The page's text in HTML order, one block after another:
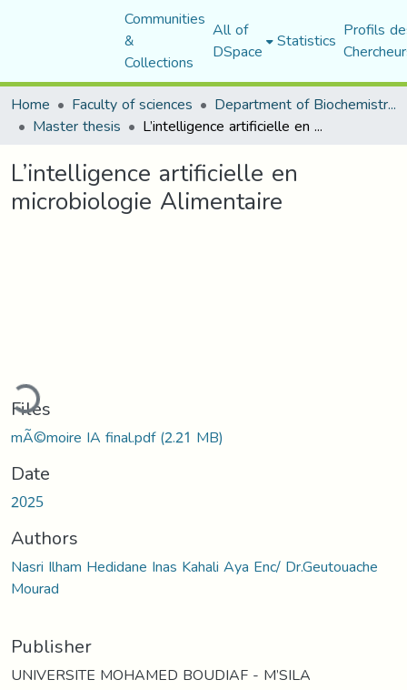
Communities
&
Collections
All of
DSpace Statistics Profils
Home
Faculty of sciences Department of Biochemistry and Microbiology
Master thesis L’intelligence artificielle en microbiologie Alimentaire
L’intelligence artificielle en
microbiologie Alimentaire
Loading...
Files
mÃ©moire IA final.pdf(2.21 MB)
Date
2025
Authors
Nasri Ilham Hedidane Inas Kahali Aya Enc/ Dr.Geutouache
Mourad
Publisher
UNIVERSITE MOHAMED BOUDIAF - M’SILA